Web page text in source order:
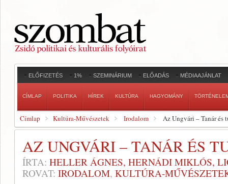
ELŐFIZETÉS 1% SZEMINÁRIUM ELŐADÁS MÉDIAAJÁNLAT
CÍMLAP POLITIKA HÍREK KULTÚRA HAGYOMÁNY
Címlap Kultúra-Művészetek Irodalom Az Ungvári – Tanár és
AZ UNGVÁRI – TANÁR ÉS
ÍRTA: HELLER ÁGNES, HERNÁDI MIKLÓS,
ROVAT: IRODALOM, KULTÚRA-